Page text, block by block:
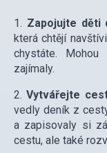
1. Zapojujte děti
která chtějí
chystáte.
zajímaly.
2.Vytvářejte
vedly deník z
a zapisovaly si
cestu, ale také